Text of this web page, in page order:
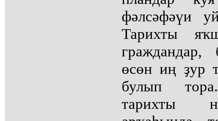
фәлсәфәүи
Тарихты
граждандар,
өсөн иң ҙур
булып
тарихты